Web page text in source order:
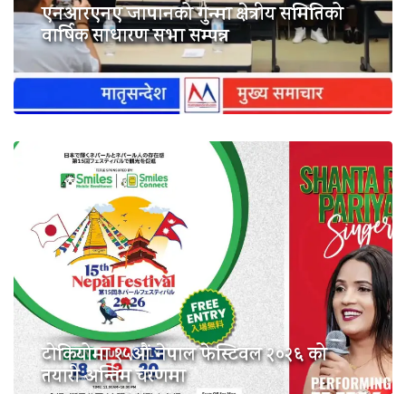
एनआरएनए जापानको गुन्मा क्षेत्रीय समितिको
वार्षिक साधारण सभा सम्पन्न
टोकियोमा १५औं नेपाल फेस्टिवल २०२६ को
तयारी अन्तिम चरणमा